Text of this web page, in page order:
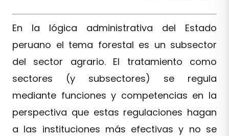
En la lógica administrativa del Estado
peruano el tema forestal es un subsector
del sector agrario. El tratamiento como
sectores (y subsectores) se regula
mediante funciones y competencias en la
perspectiva que estas regulaciones hagan
a las instituciones más efectivas y no se